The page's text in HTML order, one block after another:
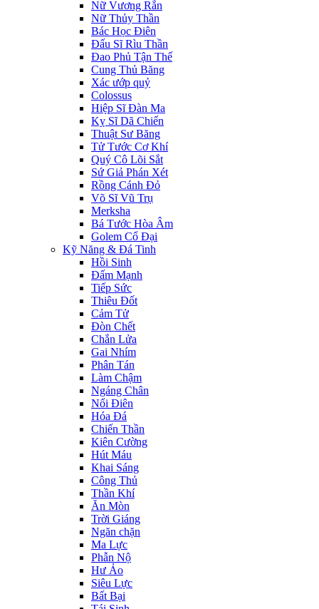
Nữ Vương Rắn
Nữ Thủy Thần
Bác Học Điên
Đấu Sĩ Rìu Thần
Đao Phủ Tận Thế
Cung Thủ Băng
Xác ướp quỷ
Colossus
Hiệp Sĩ Đàn Ma
Kỵ Sĩ Dã Chiến
Thuật Sư Băng
Tử Tước Cơ Khí
Quý Cô Lõi Sắt
Sứ Giả Phán Xét
Rồng Cánh Đỏ
Võ Sĩ Vũ Trụ
Merksha
Bá Tước Hòa Âm
Golem Cổ Đại
Kỹ Năng & Đá Tinh
Hồi Sinh
Đấm Mạnh
Tiếp Sức
Thiêu Đốt
Cảm Tử
Đòn Chết
Chắn Lửa
Gai Nhím
Phân Tán
Làm Chậm
Ngáng Chân
Nổi Điên
Hóa Đá
Chiến Thần
Kiên Cường
Hút Máu
Khai Sáng
Công Thủ
Thần Khí
Ăn Mòn
Trời Giáng
Ngăn chặn
Ma Lực
Phẫn Nộ
Hư Ảo
Siêu Lực
Bất Bại